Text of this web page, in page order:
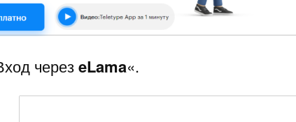
черезeLama«.